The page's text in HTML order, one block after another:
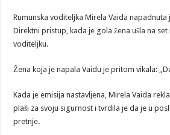
Rumunska voditeljka Mirela Vaida
Direktni pristup, kada je gola žena ušla na set
voditeljku.
Žena koja je napala Vaidu je pritom vikala:
Kada je emisija nastavljena, Mirela Vaida
plaši za svoju sigurnost i tvrdila je da je u
pretnje.